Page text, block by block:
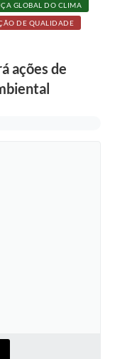
GLOBAL DO CLIMA
DE QUALIDADE
ações de